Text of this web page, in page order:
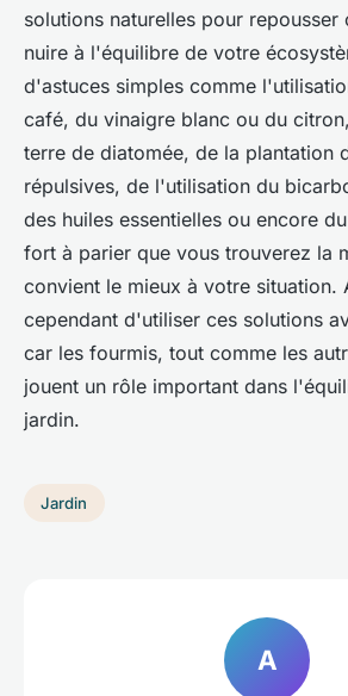
solutions naturelles pour repousser
nuire à l'équilibre de votre
d'astuces simples comme
café, du vinaigre blanc ou du
terre de diatomée, de la plantation
répulsives, de l'utilisation du
des huiles essentielles ou encore
fort à parier que vous trouverez la
convient le mieux à votre situation.
cependant d'utiliser ces solutions
car les fourmis, tout comme les
jouent un rôle important dans
jardin.
Jardin
A